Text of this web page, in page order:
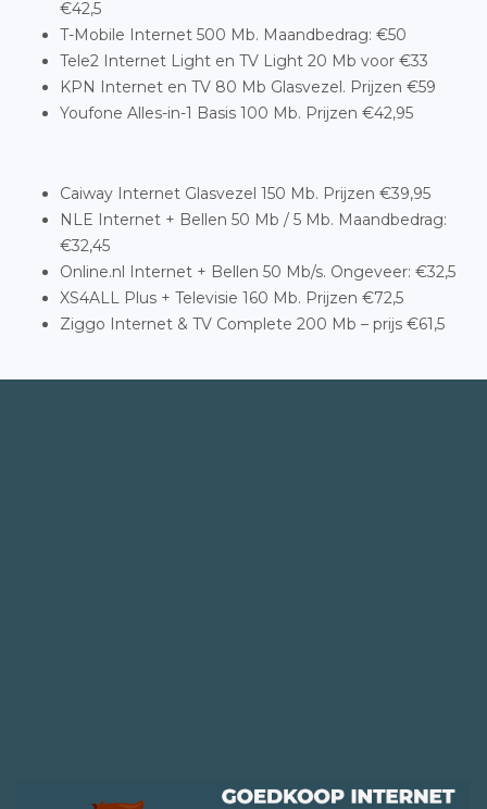
€42,5
T-Mobile Internet 500 Mb. Maandbedrag: €50
Tele2 Internet Light en TV Light 20 Mb voor €33
KPN Internet en TV 80 Mb Glasvezel. Prijzen €59
Youfone Alles-in-1 Basis 100 Mb. Prijzen €42,95
Caiway Internet Glasvezel 150 Mb. Prijzen €39,95
NLE Internet + Bellen 50 Mb / 5 Mb. Maandbedrag:
€32,45
Online.nl Internet + Bellen 50 Mb/s. Ongeveer: €32,5
XS4ALL Plus + Televisie 160 Mb. Prijzen €72,5
Ziggo Internet & TV Complete 200 Mb – prijs €61,5